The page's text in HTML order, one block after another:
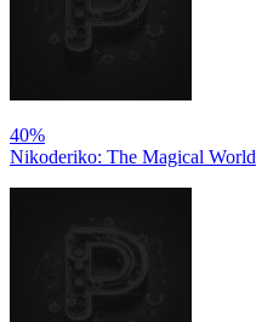
40%
Nikoderiko: The Magical World